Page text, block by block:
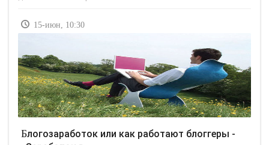
15-июн, 10:30
Блогозаработок или как работают блоггеры -